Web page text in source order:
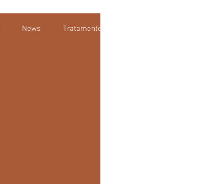
News Tratamentos